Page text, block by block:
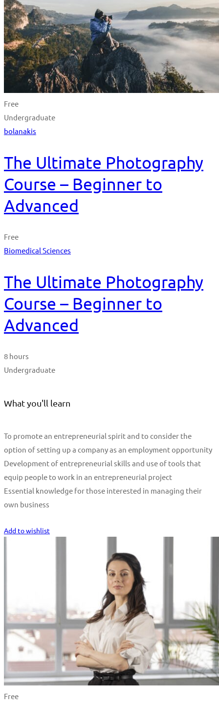
Free
Undergraduate
bolanakis
The Ultimate Photography
Course – Beginner to
Advanced
Free
Biomedical Sciences
The Ultimate Photography
Course – Beginner to
Advanced
8 hours
Undergraduate
What you'll learn
To promote an entrepreneurial spirit and to consider the
option of setting up a company as an employment opportunity
Development of entrepreneurial skills and use of tools that
equip people to work in an entrepreneurial project
Essential knowledge for those interested in managing their
own business
Add to wishlist
Free